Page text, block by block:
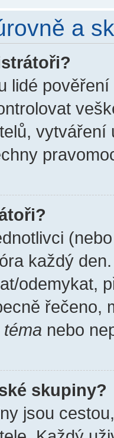
a
lidé
každý
odemykat,
řečeno,
nebo
skupiny?
jsou